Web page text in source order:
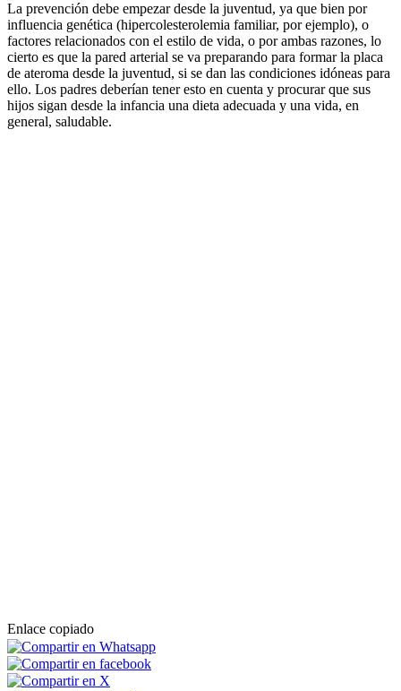
La prevención debe empezar desde la juventud, ya que bien por
influencia genética (hipercolesterolemia familiar, por ejemplo), o
factores relacionados con el estilo de vida, o por ambas razones, lo
cierto es que la pared arterial se va preparando para formar la placa
de ateroma desde la juventud, si se dan las condiciones idóneas para
ello. Los padres deberían tener esto en cuenta y procurar que sus
hijos sigan desde la infancia una dieta adecuada y una vida, en
general, saludable.
Enlace copiado